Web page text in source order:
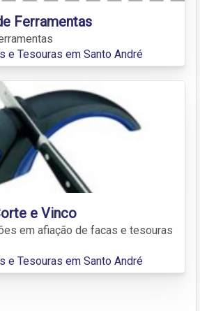
Ferramentas
e Tesouras em Santo André
e Vinco
em afiação de facas e tesouras
e Tesouras em Santo André